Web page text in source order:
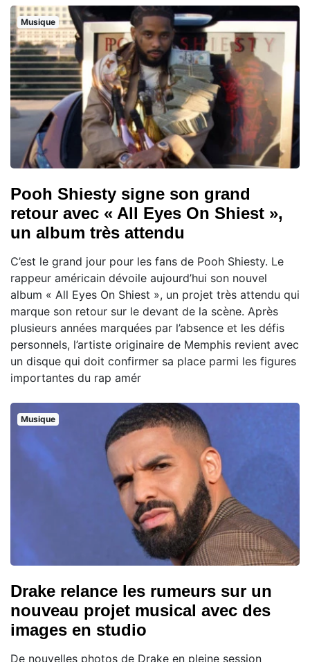
Musique
Pooh Shiesty signe son grand
retour avec « All Eyes On Shiest »,
un album très attendu
C’est le grand jour pour les fans de Pooh Shiesty. Le
rappeur américain dévoile aujourd’hui son nouvel
album « All Eyes On Shiest », un projet très attendu qui
marque son retour sur le devant de la scène. Après
plusieurs années marquées par l’absence et les défis
personnels, l’artiste originaire de Memphis revient avec
un disque qui doit confirmer sa place parmi les figures
importantes du rap amér
Musique
Drake relance les rumeurs sur un
nouveau projet musical avec des
images en studio
De nouvelles photos de Drake en pleine session